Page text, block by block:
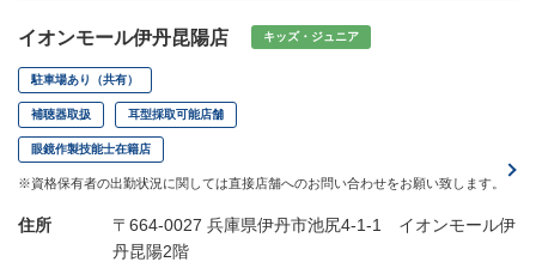
イオンモール伊丹昆陽店 キッズ・ジュニア
駐車場あり（共有）
補聴器取扱 耳型採取可能店舗
眼鏡作製技能士在籍店
※資格保有者の出勤状況に関しては直接店舗へのお問い合わせをお願い致します。
住所
〒664-0027 兵庫県伊丹市池尻4-1-1 イオンモール伊
丹昆陽2階